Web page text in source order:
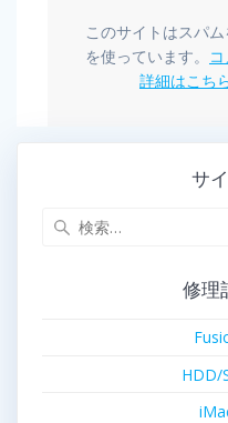
このサイトはスパ
を使っています。
詳細はこち
サ
修理
HDD/